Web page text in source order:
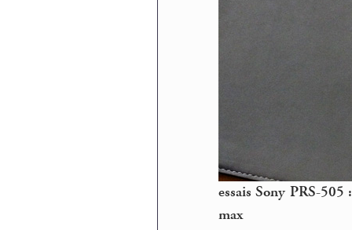
essais Sony PRS-
max